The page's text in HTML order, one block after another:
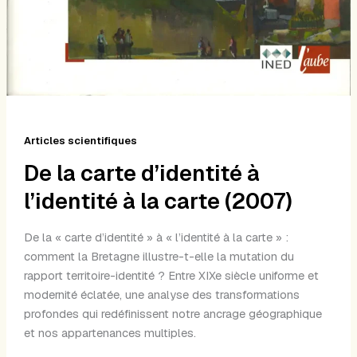
Articles scientifiques
De la carte d’identité à
l’identité à la carte (2007)
De la « carte d’identité » à « l’identité à la carte » :
comment la Bretagne illustre-t-elle la mutation du
rapport territoire-identité ? Entre XIXe siècle uniforme et
modernité éclatée, une analyse des transformations
profondes qui redéfinissent notre ancrage géographique
et nos appartenances multiples.